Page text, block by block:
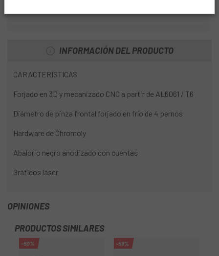
INFORMACIÓN DEL PRODUCTO
CARACTERISTICAS
Forjado en 3D y mecanizado CNC a partir de AL6061 / T6
Diámetro de pinza frontal forjado en frío de 4 pernos
Hardware de Chromoly
Abalorio negro anodizado con cuentas
Gráficos láser
OPINIONES
PRODUCTOS SIMILARES
-50% -59%